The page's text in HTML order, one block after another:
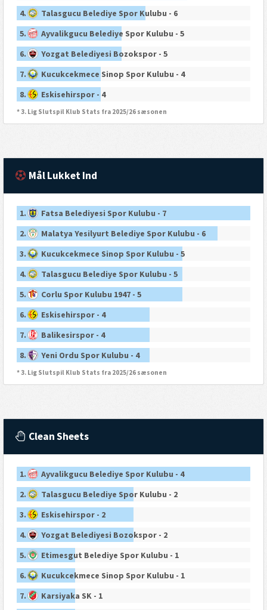
4.
Talasgucu Belediye Spor Kulubu - 6
5.
Ayvalikgucu Belediye Spor Kulubu - 5
6.
Yozgat Belediyesi Bozokspor - 5
7.
Kucukcekmece Sinop Spor Kulubu - 4
8.
Eskisehirspor - 4
* 3. Lig Slutspil Klub Stats fra 2025/26 sæsonen
Mål Lukket Ind
1.
Fatsa Belediyesi Spor Kulubu - 7
2.
Malatya Yesilyurt Belediye Spor Kulubu - 6
3.
Kucukcekmece Sinop Spor Kulubu - 5
4.
Talasgucu Belediye Spor Kulubu - 5
5.
Corlu Spor Kulubu 1947 - 5
6.
Eskisehirspor - 4
7.
Balikesirspor - 4
8.
Yeni Ordu Spor Kulubu - 4
* 3. Lig Slutspil Klub Stats fra 2025/26 sæsonen
Clean Sheets
1.
Ayvalikgucu Belediye Spor Kulubu - 4
2.
Talasgucu Belediye Spor Kulubu - 2
3.
Eskisehirspor - 2
4.
Yozgat Belediyesi Bozokspor - 2
5.
Etimesgut Belediye Spor Kulubu - 1
6.
Kucukcekmece Sinop Spor Kulubu - 1
7.
Karsiyaka SK - 1